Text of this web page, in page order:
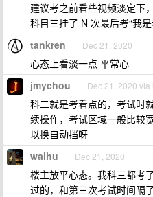
建议考之前看些视频淡定下
科目三挂了 N 次最后考“我
tankren Dec 21, 2020
心态上看淡一点 平常心
jmychou Dec 21, 2020 via
科二就是考看点的，考试时
续操作，考试区域一般比较
以换自动挡呀
walhu Dec 21, 2020
楼主放平心态。我科三都考
过的，和第三次考试时间隔